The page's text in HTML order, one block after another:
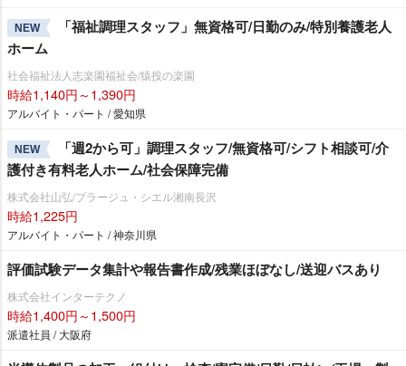
NEW
「福祉調理スタッフ」無資格可/日勤のみ/特別養護老人
ホーム
社会福祉法人志楽園福祉会/猿投の楽園
時給1,140円～1,390円
アルバイト・パート / 愛知県
NEW
「週2から可」調理スタッフ/無資格可/シフト相談可/介
護付き有料老人ホーム/社会保障完備
株式会社山弘/プラージュ・シエル湘南長沢
時給1,225円
アルバイト・パート / 神奈川県
評価試験データ集計や報告書作成/残業ほぼなし/送迎バスあり
株式会社インターテクノ
時給1,400円～1,500円
派遣社員 / 大阪府